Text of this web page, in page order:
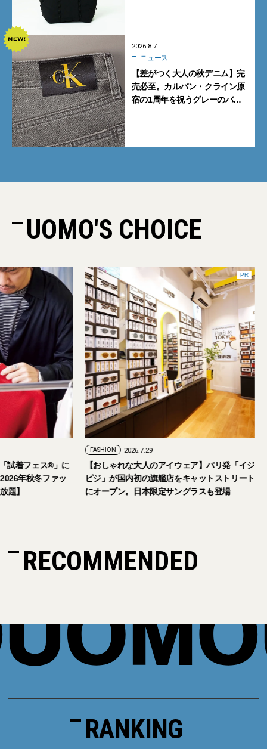
2026.8.7
ニュース
【差がつく大人の秋デニム】完
売必至。カルバン・クライン原
宿の1周年を祝うグレーのバ
UOMO'S CHOICE
2026年9月5日・6日開催。「試着フェス®︎」に
読者の皆さまをご招待。【2026年秋冬ファッ
ション＆美容アイテム試し放題】
【おしゃれな大人
ピジ」が国内初の
にオープン。日本
RECOMMENDED
RANKING